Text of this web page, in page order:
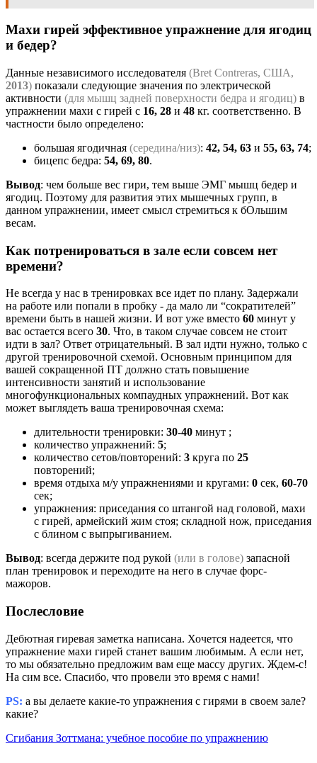
Махи гирей эффективное упражнение для ягодиц
и бедер?
Данные независимого исследователя (Bret Contreras, США,
2013) показали следующие значения по электрической
активности (для мышц задней поверхности бедра и ягодиц) в
упражнении махи с гирей с 16, 28 и 48 кг. соответственно. В
частности было определено:
большая ягодичная (середина/низ): 42, 54, 63 и 55, 63, 74;
бицепс бедра: 54, 69, 80.
Вывод: чем больше вес гири, тем выше ЭМГ мышц бедер и
ягодиц. Поэтому для развития этих мышечных групп, в
данном упражнении, имеет смысл стремиться к бОльшим
весам.
Как потренироваться в зале если совсем нет
времени?
Не всегда у нас в тренировках все идет по плану. Задержали
на работе или попали в пробку - да мало ли “сократителей”
времени быть в нашей жизни. И вот уже вместо 60 минут у
вас остается всего 30. Что, в таком случае совсем не стоит
идти в зал? Ответ отрицательный. В зал идти нужно, только с
другой тренировочной схемой. Основным принципом для
вашей сокращенной ПТ должно стать повышение
интенсивности занятий и использование
многофункциональных компаудных упражнений. Вот как
может выглядеть ваша тренировочная схема:
длительности тренировки: 30-40 минут ;
количество упражнений: 5;
количество сетов/повторений: 3 круга по 25
повторений;
время отдыха м/у упражнениями и кругами: 0 сек, 60-70
сек;
упражнения: приседания со штангой над головой, махи
с гирей, армейский жим стоя; складной нож, приседания
с блином с выпрыгиванием.
Вывод: всегда держите под рукой (или в голове) запасной
план тренировок и переходите на него в случае форс-
мажоров.
Послесловие
Дебютная гиревая заметка написана. Хочется надеется, что
упражнение махи гирей станет вашим любимым. А если нет,
то мы обязательно предложим вам еще массу других. Ждем-с!
На сим все. Спасибо, что провели это время с нами!
PS: а вы делаете какие-то упражнения с гирями в своем зале?
какие?
Сгибания Зоттмана: учебное пособие по упражнению